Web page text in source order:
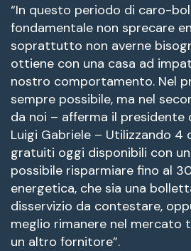
“In questo periodo di caro-
fondamentale non sprecare
soprattutto non averne
ottiene con una casa ad
nostro comportamento. Nel
sempre possibile, ma nel
da noi – afferma il presidente
Luigi Gabriele – Utilizzando 4
gratuiti oggi disponibili con
possibile risparmiare fino al
energetica, che sia una
disservizio da contestare,
meglio rimanere nel mercato
un altro fornitore”.